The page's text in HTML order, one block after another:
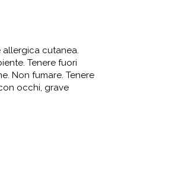
cutanea.
Tenere fuori
Non fumare. Tenere
occhi, grave